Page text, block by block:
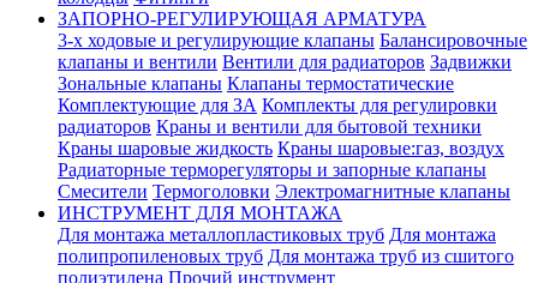
ЗАПОРНО-РЕГУЛИРУЮЩАЯ АРМАТУРА
3-х ходовые и регулирующие клапаны Балансировочные
клапаны и вентили Вентили для радиаторов Задвижки
Зональные клапаны Клапаны термостатические
Комплектующие для ЗА Комплекты для регулировки
радиаторов Краны и вентили для бытовой техники
Краны шаровые жидкость Краны шаровые:газ, воздух
Радиаторные терморегуляторы и запорные клапаны
Смесители Термоголовки Электромагнитные клапаны
ИНСТРУМЕНТ ДЛЯ МОНТАЖА
Для монтажа металлопластиковых труб Для монтажа
полипропиленовых труб Для монтажа труб из сшитого
полиэтилена Прочий инструмент